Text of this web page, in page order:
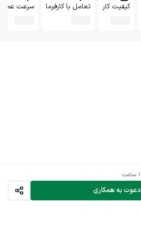
دعوت به همکاری
کیفیت کار تعامل با کارفرما سرعت عمل